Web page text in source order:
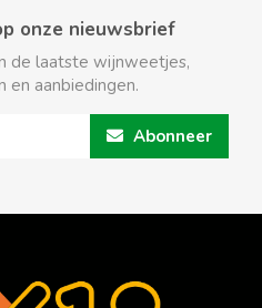
onze nieuwsbrief
de laatste wijnweetjes,
en aanbiedingen.
Abonneer